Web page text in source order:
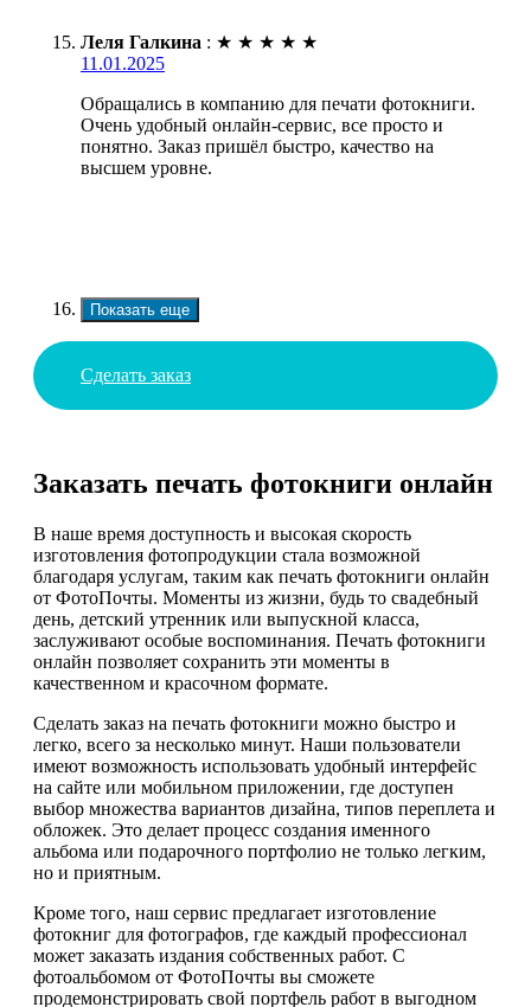
Леля Галкина : ★ ★ ★ ★ ★
11.01.2025
Обращались в компанию для печати фотокниги.
Очень удобный онлайн-сервис, все просто и
понятно. Заказ пришёл быстро, качество на
высшем уровне.
Показать еще
Сделать заказ
Заказать печать фотокниги онлайн
В наше время доступность и высокая скорость
изготовления фотопродукции стала возможной
благодаря услугам, таким как печать фотокниги онлайн
от ФотоПочты. Моменты из жизни, будь то свадебный
день, детский утренник или выпускной класса,
заслуживают особые воспоминания. Печать фотокниги
онлайн позволяет сохранить эти моменты в
качественном и красочном формате.
Сделать заказ на печать фотокниги можно быстро и
легко, всего за несколько минут. Наши пользователи
имеют возможность использовать удобный интерфейс
на сайте или мобильном приложении, где доступен
выбор множества вариантов дизайна, типов переплета и
обложек. Это делает процесс создания именного
альбома или подарочного портфолио не только легким,
но и приятным.
Кроме того, наш сервис предлагает изготовление
фотокниг для фотографов, где каждый профессионал
может заказать издания собственных работ. С
фотоальбомом от ФотоПочты вы сможете
продемонстрировать свой портфель работ в выгодном